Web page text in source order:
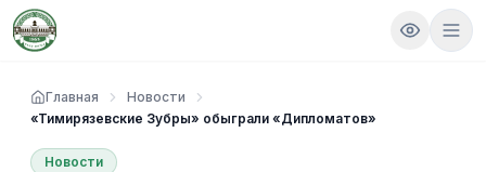
Главная
Новости
«Тимирязевские Зубры» обыграли «Дипломатов»
Новости